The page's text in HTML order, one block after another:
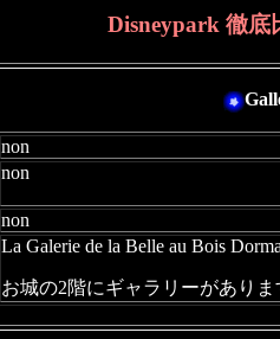
Disneypark 徹底
non
non
non
La Galerie de la Belle au Bois
お城の2階にギャラリーがあり